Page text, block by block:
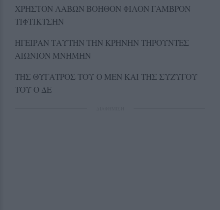
ΧΡΗΣΤΟΝ ΛΑΒΩΝ ΒΟΗΘΟΝ ΦΙΛΟΝ ΓΑΜΒΡΟΝ
ΤΙΦΤΙΚΤΣΗΝ
ΗΓΕΙΡΑΝ ΤΑΥΤΗΝ ΤΗΝ ΚΡΗΝΗΝ ΤΗΡΟΥΝΤΕΣ
ΑΙΩΝΙΟΝ ΜΝΗΜΗΝ
ΤΗΣ ΘΥΓΑΤΡΟΣ ΤΟΥ Ο ΜΕΝ ΚΑΙ ΤΗΣ ΣΥΖΥΓΟΥ
ΤΟΥ Ο ΔΕ